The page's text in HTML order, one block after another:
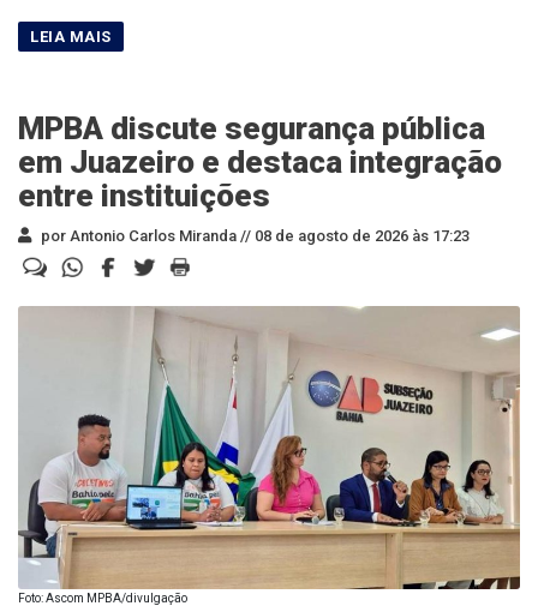
MPBA discute segurança pública
em Juazeiro e destaca integração
entre instituições
por Antonio Carlos Miranda // 08 de agosto de 2026 às 17:23
Foto: Ascom MPBA/divulgação